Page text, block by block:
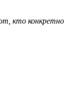
кто конкретно